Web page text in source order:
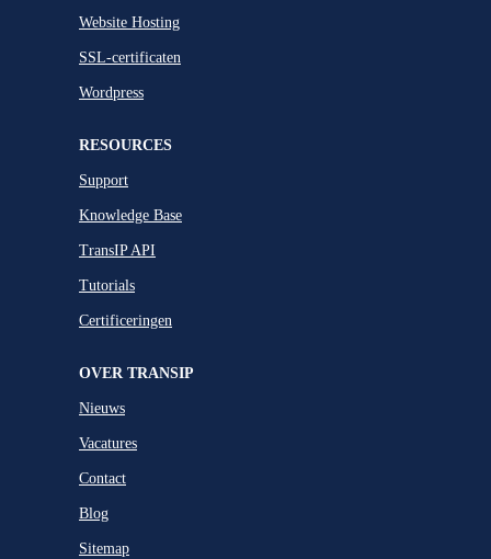
Website Hosting
SSL-certificaten
Wordpress
RESOURCES
Support
Knowledge Base
TransIP API
Tutorials
Certificeringen
OVER TRANSIP
Nieuws
Vacatures
Contact
Blog
Sitemap